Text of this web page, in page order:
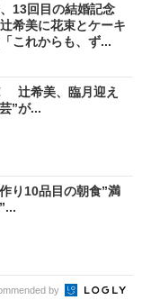
13回目の結婚記念
希美に花束とケーキ
これからも、ず...
辻希美、臨月迎え
”が...
り10品目の朝食”満
by